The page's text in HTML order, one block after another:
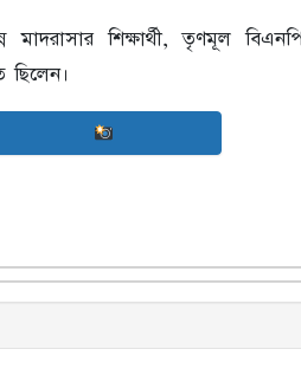
শিক্ষার্থী, তৃণমূল
ছিলেন।